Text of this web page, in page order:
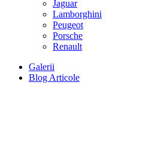
Jaguar
Lamborghini
Peugeot
Porsche
Renault
Galerii
Blog Articole